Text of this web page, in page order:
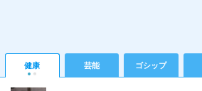
健康 芸能 ゴシップ